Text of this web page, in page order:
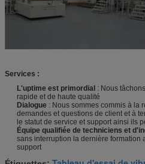
Services :
L'uptime est primordial : Nous
rapide et de haute qualité
Dialogue : Nous sommes commis à la
demandes et questions de client et à
le statut de service et support ainsi ils
Équipe qualifiée de techniciens et
sans interruption la dernière formation
support